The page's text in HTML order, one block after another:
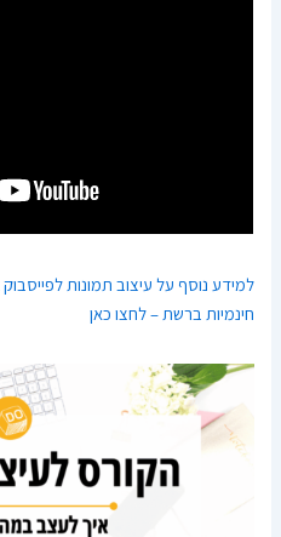
למידע נוסף על עיצוב תמונות
חינמיות ברשת – לחצו כאן